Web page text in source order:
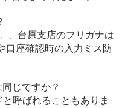
、台原支店のフリガナは
口座確認時の入力ミス防
じですか？
呼ばれることもありま